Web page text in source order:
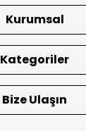
Kurumsal
Kategoriler
Bize Ulaşın